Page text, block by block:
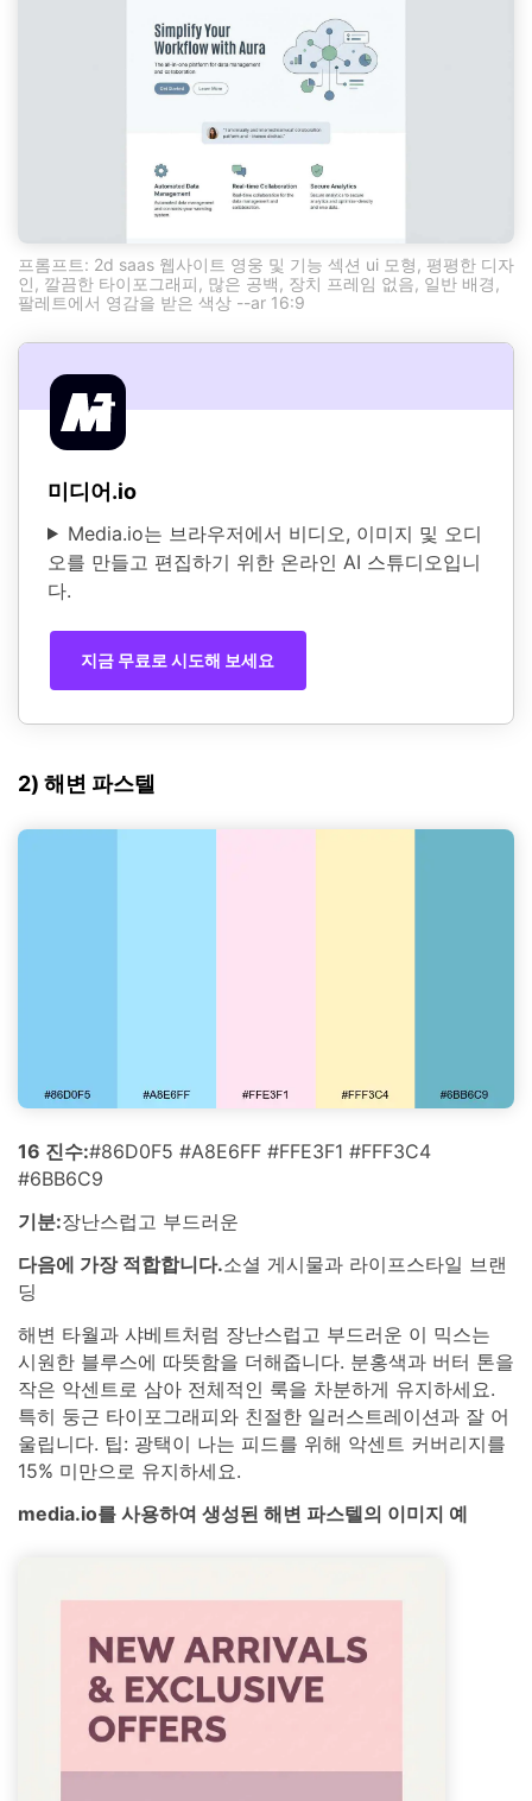
프롬프트: 2d saas 웹사이트 영웅 및 기능 섹션 ui 모형, 평평한 디자
인, 깔끔한 타이포그래피, 많은 공백, 장치 프레임 없음, 일반 배경,
팔레트에서 영감을 받은 색상 --ar 16:9
미디어.io
Media.io는 브라우저에서 비디오, 이미지 및 오디
오를 만들고 편집하기 위한 온라인 AI 스튜디오입니
다.
지금 무료로 시도해 보세요
2) 해변 파스텔
16 진수:#86D0F5 #A8E6FF #FFE3F1 #FFF3C4
#6BB6C9
기분:장난스럽고 부드러운
다음에 가장 적합합니다.소셜 게시물과 라이프스타일 브랜
딩
해변 타월과 샤베트처럼 장난스럽고 부드러운 이 믹스는
시원한 블루스에 따뜻함을 더해줍니다. 분홍색과 버터 톤을
작은 악센트로 삼아 전체적인 룩을 차분하게 유지하세요.
특히 둥근 타이포그래피와 친절한 일러스트레이션과 잘 어
울립니다. 팁: 광택이 나는 피드를 위해 악센트 커버리지를
15% 미만으로 유지하세요.
media.io를 사용하여 생성된 해변 파스텔의 이미지 예